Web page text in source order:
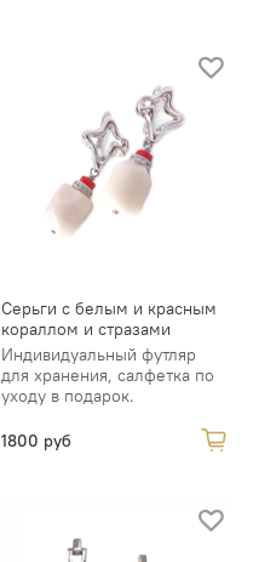
Серьги с белым и красным
кораллом и стразами
Индивидуальный футляр
для хранения, салфетка по
уходу в подарок.
1800 руб